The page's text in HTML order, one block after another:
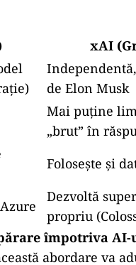
xAI
de Elon Musk
Mai puține
„brut” în
Folosește și
Dezvoltă
propriu
împotriva
abordare va